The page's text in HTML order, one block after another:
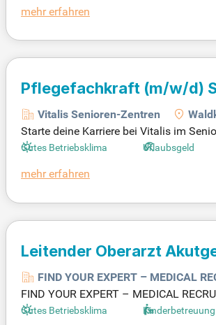
u einem unverzichtbaren Mitglied
mehr erfahren
Pflegefachkraft (m/w/d)
Vitalis Senioren-Zentren
Starte deine Karriere bei Vitalis im
aben abzuleisten. Hier stehst du im
unserer Klienten. Werde Teil unserer
Gutes Betriebsklima Urlaubsgeld
mehr erfahren
Leitender Oberarzt
FIND YOUR EXPERT – MEDICAL
FIND YOUR EXPERT – MEDICAL
h ärztliches und nichtärztliches Fach-
Gutes Betriebsklima Kinderbetreuung